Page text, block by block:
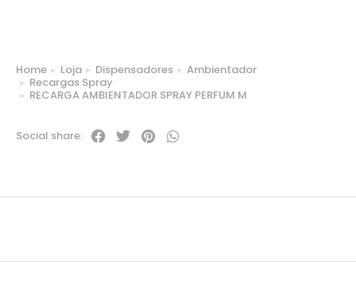
You are here:
Home Loja Dispensadores
Ambientador
Recargas Spray
RECARGA AMBIENTADOR SPRAY PERFUM M
Social share: